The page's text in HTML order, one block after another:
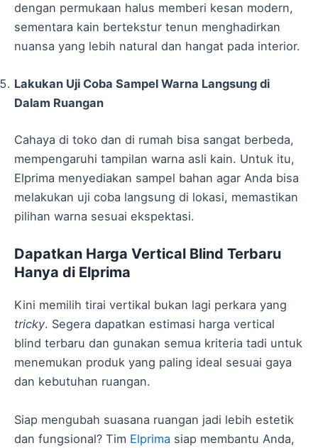
dengan permukaan halus memberi kesan modern,
sementara kain bertekstur tenun menghadirkan
nuansa yang lebih natural dan hangat pada interior.
Lakukan Uji Coba Sampel Warna Langsung di
Dalam Ruangan
Cahaya di toko dan di rumah bisa sangat berbeda,
mempengaruhi tampilan warna asli kain. Untuk itu,
Elprima menyediakan sampel bahan agar Anda bisa
melakukan uji coba langsung di lokasi, memastikan
pilihan warna sesuai ekspektasi.
Dapatkan Harga Vertical Blind Terbaru
Hanya di Elprima
Kini memilih tirai vertikal bukan lagi perkara yang
tricky. Segera dapatkan estimasi harga vertical
blind terbaru dan gunakan semua kriteria tadi untuk
menemukan produk yang paling ideal sesuai gaya
dan kebutuhan ruangan.
Siap mengubah suasana ruangan jadi lebih estetik
dan fungsional? Tim Elprima siap membantu Anda,